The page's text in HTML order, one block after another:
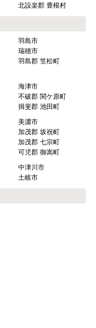
北設楽郡 豊根村
羽島市
瑞穂市
羽島郡 笠松町
海津市
不破郡 関ケ原町
揖斐郡 池田町
美濃市
加茂郡 坂祝町
加茂郡 七宗町
可児郡 御嵩町
中津川市
土岐市